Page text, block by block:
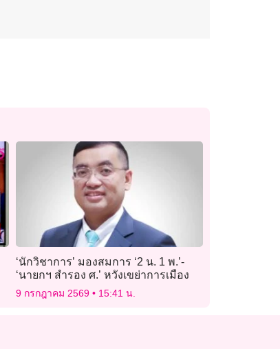
‘นักวิชาการ’ มองสมการ ‘2 น. 1 พ.’-
‘นายกฯ สำรอง ศ.’ หวังเขย่าการเมือง
9 กรกฎาคม 2569 15:41 น.